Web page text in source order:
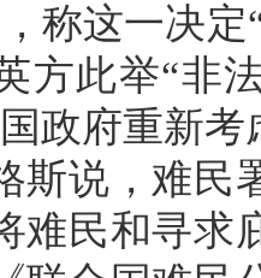
称这一决
方此举“非
政府重新
斯说，难民
难民和寻求